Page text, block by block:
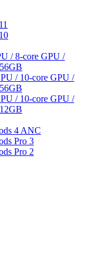
/ 8-core GPU /
/ 10-core GPU /
/ 10-core GPU /
4 ANC
Pro 3
Pro 2